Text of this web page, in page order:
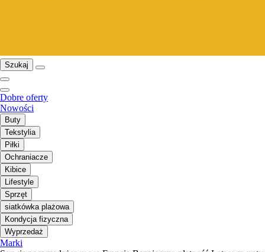
Szukaj
Dobre oferty
Nowości
Buty
Tekstylia
Piłki
Ochraniacze
Kibice
Lifestyle
Sprzęt
siatkówka plażowa
Kondycja fizyczna
Wyprzedaż
Marki